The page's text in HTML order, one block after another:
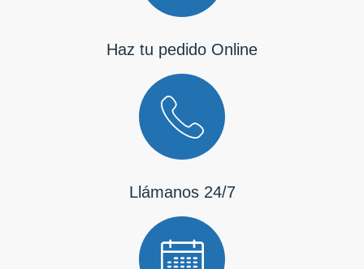
Haz tu pedido Online
Llámanos 24/7